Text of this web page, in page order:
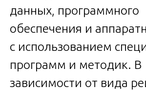
данных, программного
обеспечения и
с использованием
программ и методик. В
зависимости от вида